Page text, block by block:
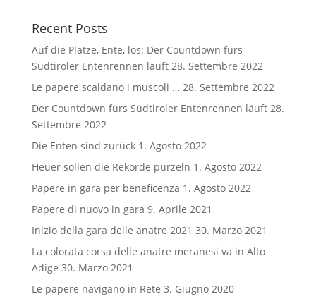
Recent Posts
Auf die Plätze, Ente, los: Der Countdown fürs
Südtiroler Entenrennen läuft 28. Settembre 2022
Le papere scaldano i muscoli … 28. Settembre 2022
Der Countdown fürs Südtiroler Entenrennen läuft 28.
Settembre 2022
Die Enten sind zurück 1. Agosto 2022
Heuer sollen die Rekorde purzeln 1. Agosto 2022
Papere in gara per beneficenza 1. Agosto 2022
Papere di nuovo in gara 9. Aprile 2021
Inizio della gara delle anatre 2021 30. Marzo 2021
La colorata corsa delle anatre meranesi va in Alto
Adige 30. Marzo 2021
Le papere navigano in Rete 3. Giugno 2020